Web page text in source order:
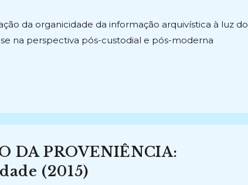
da organicidade da informação arquivística à luz do
na perspectiva pós-custodial e pós-moderna
DA PROVENIÊNCIA:
(2015)